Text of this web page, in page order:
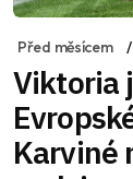
Před měsícem
Viktoria
Karviné